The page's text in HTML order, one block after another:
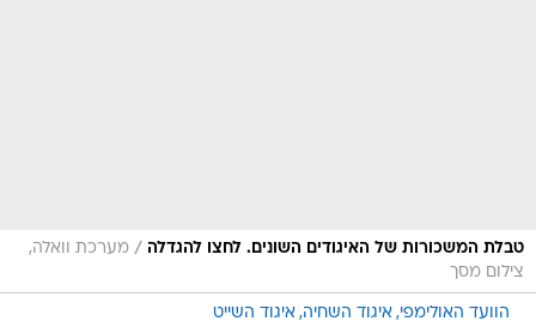
טבלת המשכורות של האיגודים השונים. לחצו להגדלה / מערכת וואלה,
צילום מסך
הוועד האולימפי איגוד השחיה איגוד השייט